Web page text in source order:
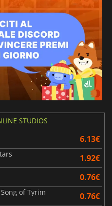
STUDIOS
6.13€
1.92€
0.76€
of Tyrim 0.76€